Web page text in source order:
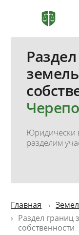
Юридически
разделим
Главная
Раздел границ
собственности